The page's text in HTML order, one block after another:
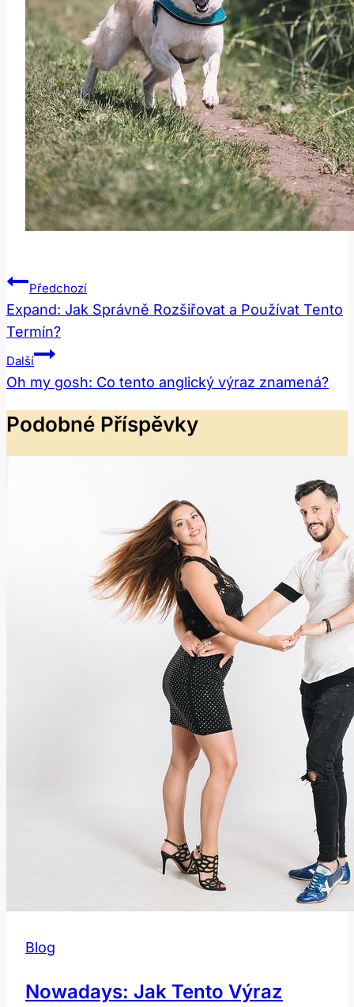
Navigace
Pro
Příspěvek
Předchozí
Expand: Jak Správně Rozšiřovat a Používat Tento
Termín?
Další
Oh my gosh: Co tento anglický výraz znamená?
Podobné Příspěvky
Blog
Nowadays: Jak Tento Výraz